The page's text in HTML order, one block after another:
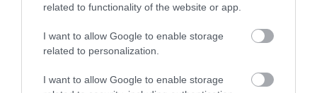
related to functionality of the website or app.
I want to allow Google to enable storage
related to personalization.
I want to allow Google to enable storage
2026. augusztus 07|Mindenki ügye